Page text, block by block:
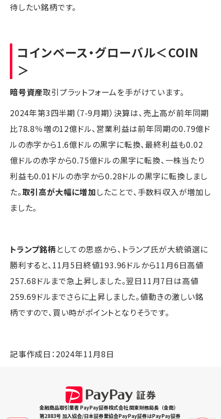
待したい銘柄です。
コインベース・グローバル＜COIN
＞
暗号資産取引プラットフォームを手がけています。
2024年第3四半期（7-9月期）決算は、売上高が前年同期
比78.8％増の12億ドル、営業利益は前年同期の0.79億ド
ルの赤字から1.6億ドルの黒字に転換、最終利益も0.02
億ドルの赤字から0.75億ドルの黒字に転換、一株当たり
利益も0.01ドルの赤字から0.28ドルの黒字に転換しまし
た。取引高が大幅に増加したことで、手数料収入が増加し
ました。
トランプ銘柄 としての思惑から、トランプ氏が大統領選に
勝利すると、11月5日終値193.96ドルから11月6日高値
257.68ドルまで急上昇しました。翌日11月7日は高値
259.69ドルまでさらに上昇しました。値動きの激しい銘
柄ですので、買い時がポイントとなりそうです。
記事作成日：2024年11月8日
金融商品取引業者 PayPay証券株式会社 関東財務局長（金商）
第2883号 加入協会/日本証券業協会PayPay証券はPayPay証券